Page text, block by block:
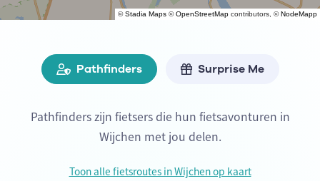
©Stadia Maps ©OpenStreetMap contributors, ©NodeMapp
Pathfinders Surprise Me
Pathfinders zijn fietsers die hun fietsavonturen in
Wijchen met jou delen.
Toon alle fietsroutes in Wijchen op kaart